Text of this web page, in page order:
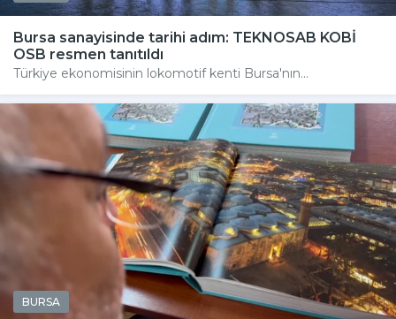
Bursa sanayisinde tarihi adım: TEKNOSAB KOBİ
OSB resmen tanıtıldı
Türkiye ekonomisinin lokomotif kenti Bursa'nın...
BURSA